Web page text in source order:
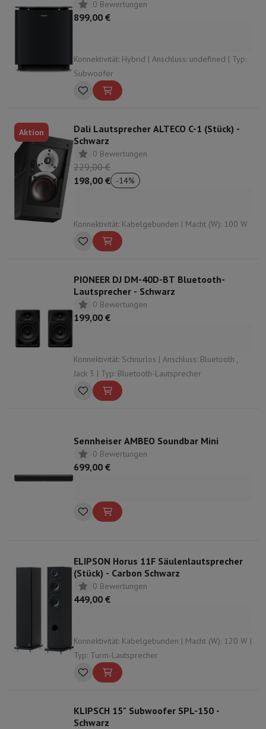
0 Bewertungen
899,00 €
Konnektivität: Hybrid | Anschluss: undefined | Typ:
Subwoofer
Aktion
Dali Lautsprecher ALTECO C-1 (Stück) -
Schwarz
0 Bewertungen
229,00 €
198,00 € -14%
Konnektivität: Kabelgebunden | Macht (W): 100 W
PIONEER DJ DM-40D-BT Bluetooth-
Lautsprecher - Schwarz
0 Bewertungen
199,00 €
Konnektivität: Schnurlos | Anschluss: Bluetooth ,
Jack 3 | Typ: Bluetooth-Lautsprecher
Sennheiser AMBEO Soundbar Mini
0 Bewertungen
699,00 €
ELIPSON Horus 11F Säulenlautsprecher
(Stück) - Carbon Schwarz
0 Bewertungen
449,00 €
Konnektivität: Kabelgebunden | Macht (W): 120 W |
Typ: Turm-Lautsprecher
KLIPSCH 15" Subwoofer SPL-150 -
Schwarz